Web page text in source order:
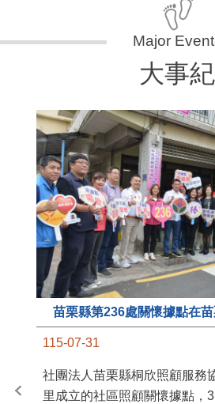
大事紀
苗栗縣第236處關懷據點在
115-07-31
社團法人苗栗縣桐欣照顧服務
里成立的社區照顧關懷據點，